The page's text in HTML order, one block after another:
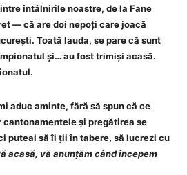
întâlnirile noastre, de la Fane
— că are doi nepoți care joacă
Toată lauda, se pare că sunt
și… au fost trimiși acasă.
aduc aminte, fără să spun că ce
cantonamentele și pregătirea se
puteai să îi ții în tabere, să lucrezi cu
acasă, vă anunțăm când începem